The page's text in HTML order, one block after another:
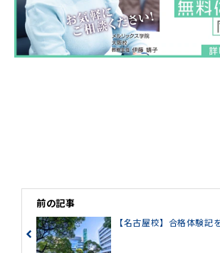
前の記事
【名古屋校】合格体験記